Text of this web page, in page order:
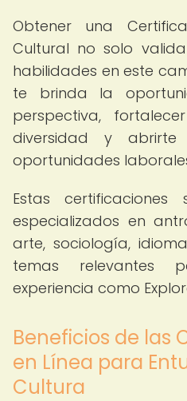
Obtener una
Cultural no solo
habilidades en este
te brinda la
perspectiva,
diversidad y
oportunidades
Estas certificaciones
especializados en
arte, sociología,
temas relevantes
experiencia como
Beneficios de las
en Línea para
Cultura